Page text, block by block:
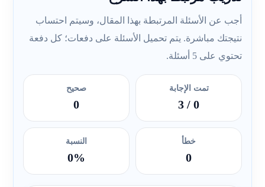
أجب عن الأسئلة المرتبطة بهذا المقال، وسيتم احتساب
نتيجتك مباشرة. يتم تحميل الأسئلة على دفعات؛ كل دفعة
تحتوي على 5 أسئلة.
تمت الإجابة
0
/ 3
صحيح
0
خطأ
0
النسبة
0%